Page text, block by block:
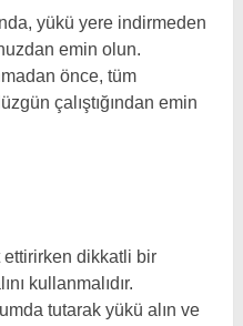
yükü yere indirmeden
emin olun.
önce, tüm
çalıştığından emin
dikkatli bir
kullanmalıdır.
tutarak yükü alın ve